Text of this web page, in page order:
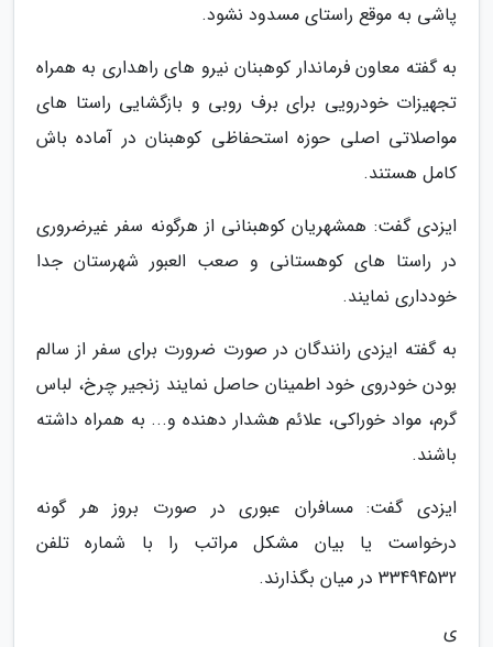
پاشی به موقع راستای مسدود نشود.
به گفته معاون فرماندار کوهبنان نیرو های راهداری به همراه
تجهیزات خودرویی برای برف روبی و بازگشایی راستا های
مواصلاتی اصلی حوزه استحفاظی کوهبنان در آماده باش
کامل هستند.
ایزدی گفت: همشهریان کوهبنانی از هرگونه سفر غیرضروری
در راستا های کوهستانی و صعب العبور شهرستان جدا
خودداری نمایند.
به گفته ایزدی رانندگان در صورت ضرورت برای سفر از سالم
بودن خودروی خود اطمینان حاصل نمایند زنجیر چرخ، لباس
گرم، مواد خوراکی، علائم هشدار دهنده و... به همراه داشته
باشند.
ایزدی گفت: مسافران عبوری در صورت بروز هر گونه
درخواست یا بیان مشکل مراتب را با شماره تلفن
33494532 در میان بگذارند.
ی